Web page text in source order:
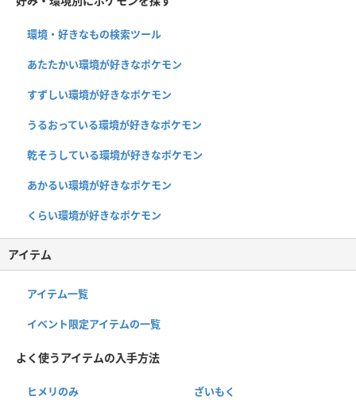
環境・好きなもの検索ツール
あたたかい環境が好きなポケモン
すずしい環境が好きなポケモン
うるおっている環境が好きなポケモン
乾そうしている環境が好きなポケモン
あかるい環境が好きなポケモン
くらい環境が好きなポケモン
アイテム
アイテム一覧
イベント限定アイテムの一覧
よく使うアイテムの入手方法
ヒメリのみ ざいもく